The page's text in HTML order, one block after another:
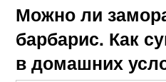
Можно ли
барбарис. Как
в домашних